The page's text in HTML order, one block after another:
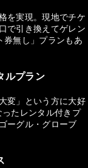
を実現。現地でチケ
で引き換えてゲレン
券無し」プランもあ
ルプラン
変」という方に大好
たレンタル付きプ
ーグル・グローブ